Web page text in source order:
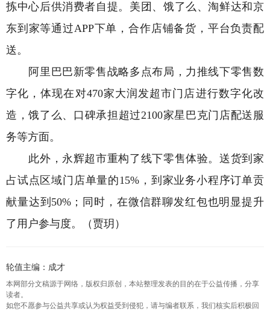
拣中心后供消费者自提。美团、饿了么、淘鲜达和京
东到家等通过APP下单，合作店铺备货，平台负责配
送。
阿里巴巴新零售战略多点布局，力推线下零售数
字化，体现在对470家大润发超市门店进行数字化改
造，饿了么、口碑承担超过2100家星巴克门店配送服
务等方面。
此外，永辉超市重构了线下零售体验。送货到家
占试点区域门店单量的15%，到家业务小程序订单贡
献量达到50%；同时，在微信群聊发红包也明显提升
了用户参与度。（贾玥）
轮值主编：成才
本网部分文稿源于网络，版权归原创，本站整理发表的目的在于公益传播，分享
读者。
如您不愿参与公益共享或认为权益受到侵犯，请与编者联系，我们核实后积极回